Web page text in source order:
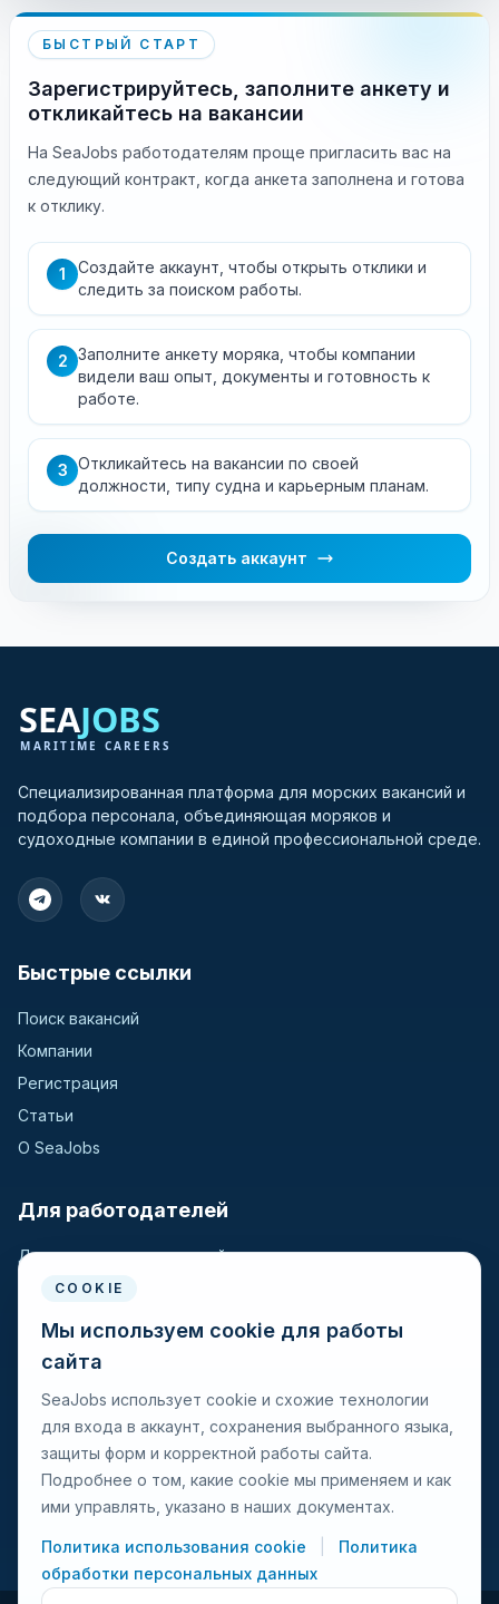
БЫСТРЫЙ СТАРТ
Зарегистрируйтесь, заполните анкету и
откликайтесь на вакансии
На SeaJobs работодателям проще пригласить вас на
следующий контракт, когда анкета заполнена и готова
к отклику.
1
Создайте аккаунт, чтобы открыть отклики и
следить за поиском работы.
2 Заполните анкету моряка, чтобы компании
видели ваш опыт, документы и готовность к
работе.
3 Откликайтесь на вакансии по своей
должности, типу судна и карьерным планам.
Создать аккаунт
Специализированная платформа для морских вакансий и
подбора персонала, объединяющая моряков и
судоходные компании в единой профессиональной среде.
Быстрые ссылки
Поиск вакансий
Компании
Регистрация
Статьи
О SeaJobs
Для работодателей
Для крюинговых компаний
Разместить вакансию
Поиск кандидатов
Для моряков
Поиск вакансий
Просмотр компаний
COOKIE
Мы используем cookie для работы
сайта
SeaJobs использует cookie и схожие технологии
для входа в аккаунт, сохранения выбранного языка,
защиты форм и корректной работы сайта.
Подробнее о том, какие cookie мы применяем и как
ими управлять, указано в наших документах.
Политика использования cookie
Политика
обработки персональных данных